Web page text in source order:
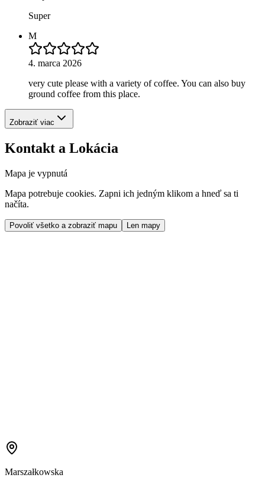
Super
M
4. marca 2026
very cute please with a variety of coffee. You can also buy
ground coffee from this place.
Zobraziť viac
Kontakt a Lokácia
Mapa je vypnutá
Mapa potrebuje cookies. Zapni ich jedným klikom a hneď sa ti
načíta.
Povoliť všetko a zobraziť mapu Len mapy
Marszałkowska